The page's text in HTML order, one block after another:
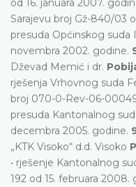
od 16. januara 2007.
Sarajevu broj Gž-840/03
presuda Općinskog suda
novembra 2002. godine.
Dževad Memić i dr.
rješenja Vrhovnog suda
broj 070-0-Rev-06-
presuda Kantonalnog
decembra 2005. godine.
„KTK Visoko“ d.d. Visoko
• rješenje Kantonalnog
192 od 15. februara